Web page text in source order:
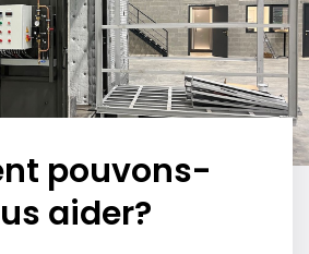
pouvons-
aider?